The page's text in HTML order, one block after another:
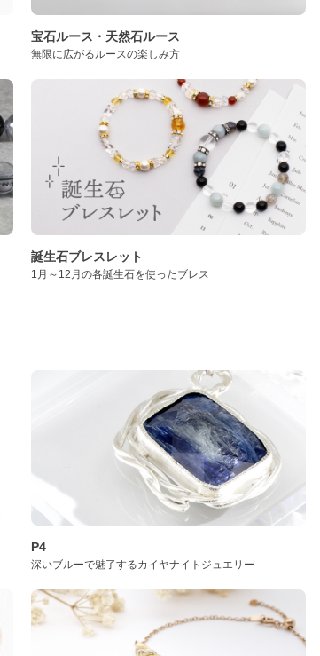
宝石ルース・天然石ルース
無限に広がるルースの楽しみ方
誕生石ブレスレット
1月～12月の各誕生石を使ったブレス
P4
深いブルーで魅了するカイヤナイトジュエリー